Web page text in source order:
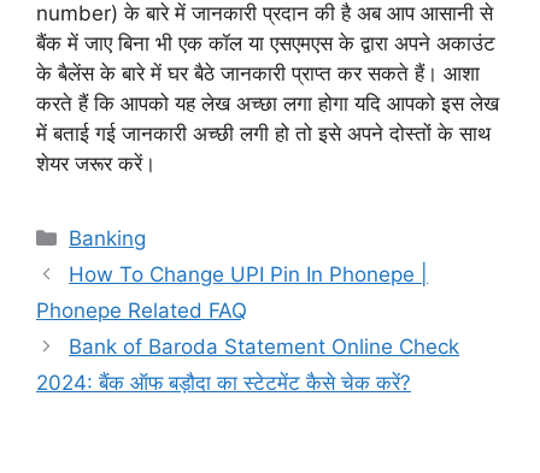
number) के बारे में जानकारी प्रदान की है अब आप आसानी से
बैंक में जाए बिना भी एक कॉल या एसएमएस के द्वारा अपने अकाउंट
के बैलेंस के बारे में घर बैठे जानकारी प्राप्त कर सकते हैं। आशा
करते हैं कि आपको यह लेख अच्छा लगा होगा यदि आपको इस लेख
में बताई गई जानकारी अच्छी लगी हो तो इसे अपने दोस्तों के साथ
शेयर जरूर करें।
Categories
Banking
How To Change UPI Pin In Phonepe |
Phonepe Related FAQ
Bank of Baroda Statement Online Check
2024: बैंक ऑफ बड़ौदा का स्टेटमेंट कैसे चेक करें?